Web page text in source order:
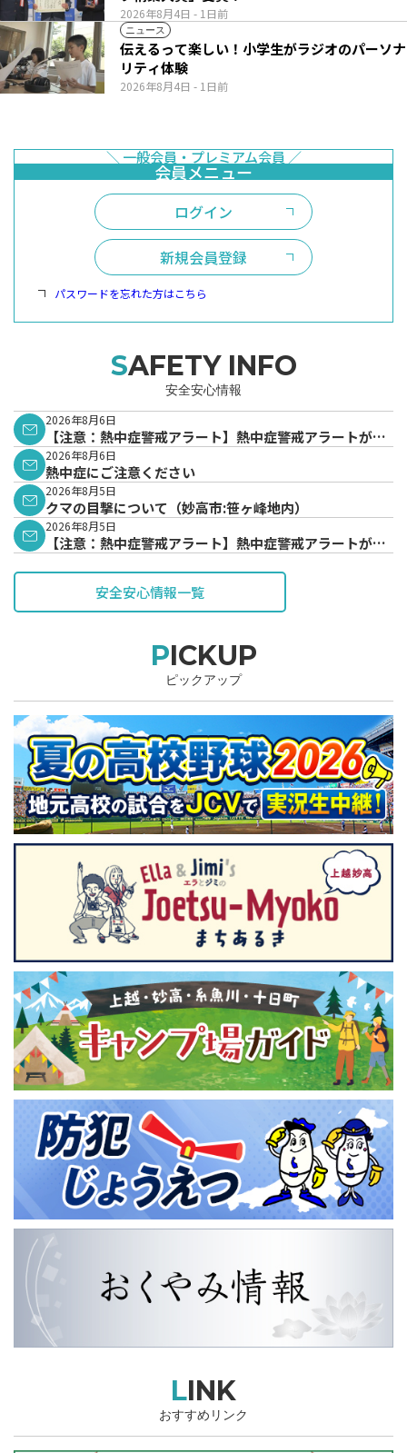
2026年8月4日 - 1日前
ニュース
2026年8月4日 - 1日前
伝えるって楽しい！小学生がラジオのパーソナ
リティ体験
ログイン
新規会員登録
パスワードを忘れた方はこちら
SAFETY INFO
安全安心情報
2026年8月6日
【注意：熱中症警戒アラート】熱中症警戒アラートが発
表されています。
2026年8月6日
熱中症にご注意ください
2026年8月5日
クマの目撃について（妙高市:笹ヶ峰地内）
2026年8月5日
【注意：熱中症警戒アラート】熱中症警戒アラートが発
安全安心情報一覧
PICKUP
ピックアップ
LINK
おすすめリンク